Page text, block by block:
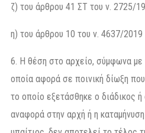
ζ) του άρθρου 41 ΣΤ του ν. 2725/
η) του άρθρου 10 του ν. 4637/2019
6. Η θέση στο αρχείο, σύμφωνα με
οποία αφορά σε ποινική δίωξη
το οποίο εξετάσθηκε ο διάδικος ή
αναφορά στην αρχή ή η